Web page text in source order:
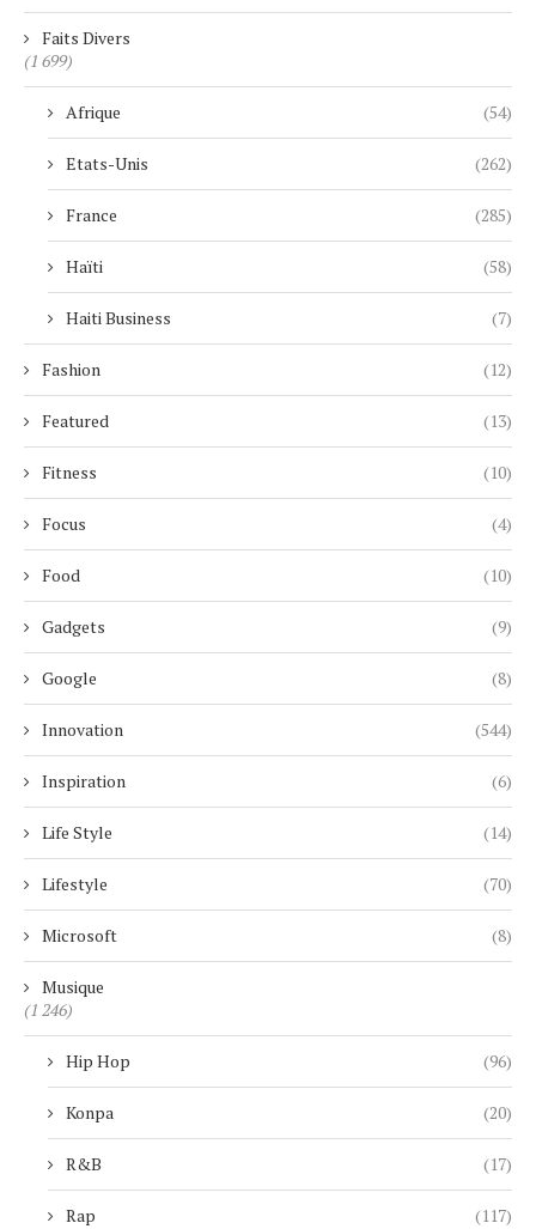
Faits Divers
(1 699)
Afrique (54)
Etats-Unis (262)
France (285)
Haïti (58)
Haiti Business (7)
Fashion (12)
Featured (13)
Fitness (10)
Focus (4)
Food (10)
Gadgets (9)
Google (8)
Innovation (544)
Inspiration (6)
Life Style (14)
Lifestyle (70)
Microsoft (8)
Musique
(1 246)
Hip Hop (96)
Konpa (20)
R&B (17)
Rap (117)